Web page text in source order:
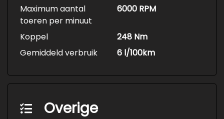
Maximum aantal
toeren per minuut
6000 RPM
Koppel
248 Nm
Gemiddeld verbruik
6 l/100km
Overige